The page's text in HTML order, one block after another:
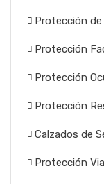
Protección de
Protección
Protección
Protección
Calzados de
Protección